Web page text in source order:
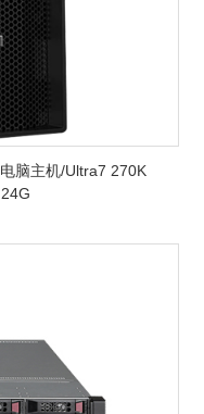
脑主机/Ultra7 270K